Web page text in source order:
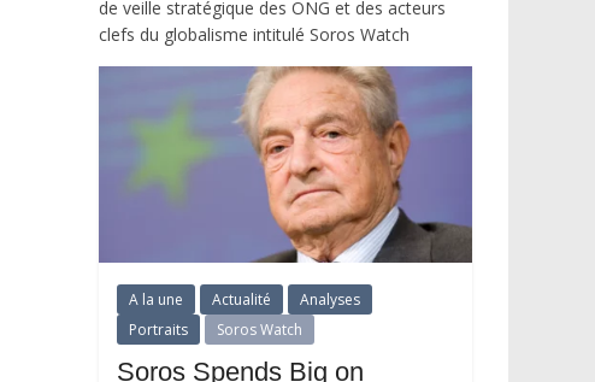
de veille stratégique des ONG et des acteurs
clefs du globalisme intitulé Soros Watch
A la une Actualité
Analyses
Portraits
Soros Watch
Soros Spends Big on